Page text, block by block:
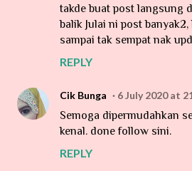
takde buat post langsung
balik Julai ni post
sampai tak sempat nak
REPLY
Cik Bunga 6 July 2020 at
Semoga dipermudahkan
kenal. done follow sini.
REPLY